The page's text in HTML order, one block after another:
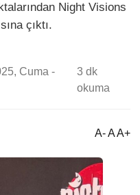
Night Visions
çıktı.
Cuma -
3 dk
okuma
A- A A+